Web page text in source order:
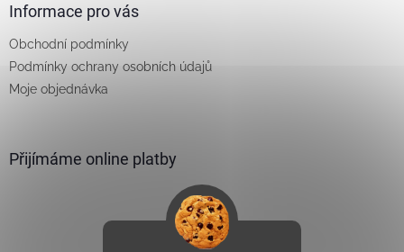
Informace pro vás
Obchodní podmínky
Podmínky ochrany osobních údajů
Moje objednávka
Přijímáme online platby